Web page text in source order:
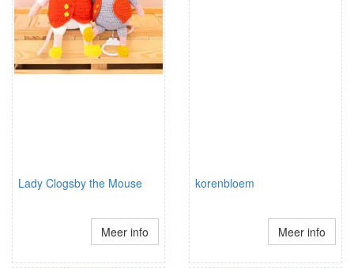
Lady Clogsby the Mouse
Meer info
korenbloem
Meer info